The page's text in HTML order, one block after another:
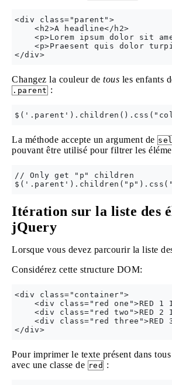
<div class="parent">
    <h2>A headline</h2>
<p>Lorem ipsum dolor sit
<p>Praesent quis dolor
Changez la couleur de tous les enfants
.parent :
La méthode accepte un argument de
pouvant être utilisé pour filtrer les
// Only get "p" children
Itération sur la liste des
jQuery
Lorsque vous devez parcourir la liste
Considérez cette structure DOM:
<div class="container">
<div class="red one">RED 1
<div class="red two">RED 2
<div class="red three">RED
Pour imprimer le texte présent dans
avec une classe de red :